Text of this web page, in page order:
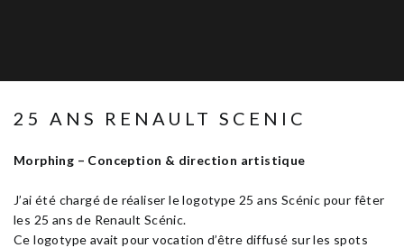
25 ANS RENAULT SCENIC
Morphing – Conception & direction artistique
J’ai été chargé de réaliser le logotype 25 ans Scénic pour fêter
les 25 ans de Renault Scénic.
Ce logotype avait pour vocation d’être diffusé sur les spots